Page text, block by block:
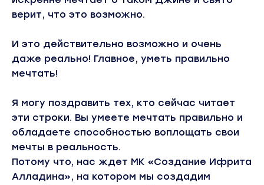
верит, что это возможно.
И это действительно возможно и очень
даже реально! Главное, уметь правильно
мечтать!
Я могу поздравить тех, кто сейчас читает
эти строки. Вы умеете мечтать правильно и
обладаете способностью воплощать свои
мечты в реальность.
Потому что, нас ждет МК «Создание Ифрита
Алладина», на котором мы создадим